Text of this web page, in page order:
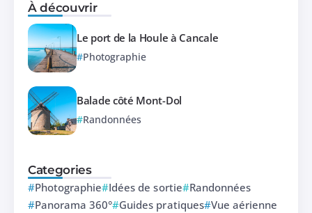
À découvrir
Le port de la Houle à Cancale
Photographie
Balade côté Mont-Dol
Randonnées
Categories
Photographie Idées de sortie Randonnées
Panorama 360° Guides pratiques Vue aérienne